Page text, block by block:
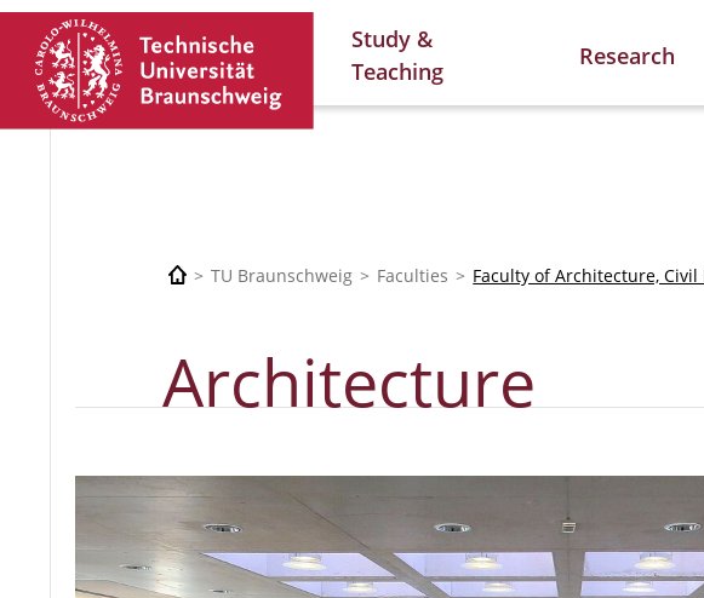
Study &
Teaching
Research
TU Braunschweig Faculties Faculty of Architecture,
Architecture